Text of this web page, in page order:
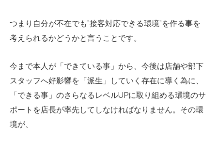
つまり自分が不在でも”接客対応できる環境”を作る事を
考えられるかどうかと言うことです。
今まで本人が「できている事」から、今後は店舗や部下
スタッフへ好影響を「派生」していく存在に導く為に、
「できる事」のさらなるレベルUPに取り組める環境のサ
ポートを店長が率先してしなければなりません。その環
境が、